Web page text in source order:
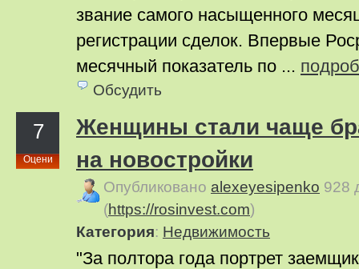
звание самого насыщенного
регистрации сделок. Впервые
месячный показатель по ...
Обсудить
7
Оцени
Женщины стали чаще
на новостройки
Опубликовано alexeyesipenko 928
(https://rosinvest.com)
Категория: Недвижимость
"За полтора года портрет